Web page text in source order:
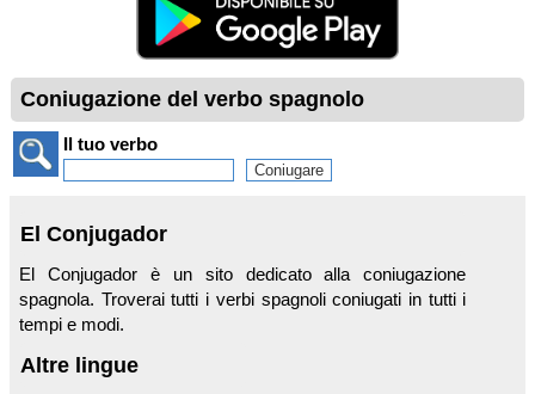
Coniugazione del verbo spagnolo
Il tuo verbo
El Conjugador
El Conjugador è un sito dedicato alla coniugazione
spagnola. Troverai tutti i verbi spagnoli coniugati in tutti i
tempi e modi.
Altre lingue